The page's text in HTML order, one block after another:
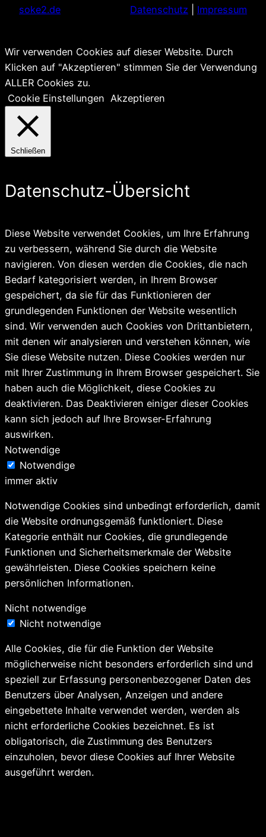
soke2.de Datenschutz Impressum
Wir verwenden Cookies auf dieser Website. Durch
Klicken auf "Akzeptieren" stimmen Sie der Verwendung
ALLER Cookies zu.
Cookie Einstellungen Akzeptieren
Schließen
Datenschutz-Übersicht
Diese Website verwendet Cookies, um Ihre Erfahrung
zu verbessern, während Sie durch die Website
navigieren. Von diesen werden die Cookies, die nach
Bedarf kategorisiert werden, in Ihrem Browser
gespeichert, da sie für das Funktionieren der
grundlegenden Funktionen der Website wesentlich
sind. Wir verwenden auch Cookies von Drittanbietern,
mit denen wir analysieren und verstehen können, wie
Sie diese Website nutzen. Diese Cookies werden nur
mit Ihrer Zustimmung in Ihrem Browser gespeichert. Sie
haben auch die Möglichkeit, diese Cookies zu
deaktivieren. Das Deaktivieren einiger dieser Cookies
kann sich jedoch auf Ihre Browser-Erfahrung
auswirken.
Notwendige
Notwendige
immer aktiv
Notwendige Cookies sind unbedingt erforderlich, damit
die Website ordnungsgemäß funktioniert. Diese
Kategorie enthält nur Cookies, die grundlegende
Funktionen und Sicherheitsmerkmale der Website
gewährleisten. Diese Cookies speichern keine
persönlichen Informationen.
Nicht notwendige
Nicht notwendige
Alle Cookies, die für die Funktion der Website
möglicherweise nicht besonders erforderlich sind und
speziell zur Erfassung personenbezogener Daten des
Benutzers über Analysen, Anzeigen und andere
eingebettete Inhalte verwendet werden, werden als
nicht erforderliche Cookies bezeichnet. Es ist
obligatorisch, die Zustimmung des Benutzers
einzuholen, bevor diese Cookies auf Ihrer Website
ausgeführt werden.